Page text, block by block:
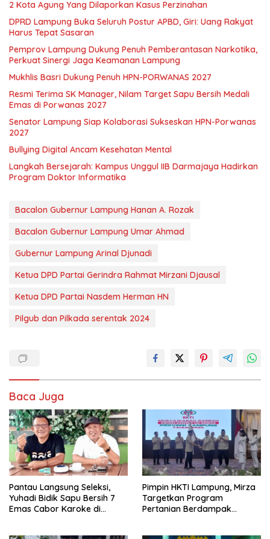
2 Kota Agung Yang Dilaporkan Kasus Perzinahan
DPRD Lampung Buka Seluruh Postur APBD, Giri: Uang Rakyat
Harus Tepat Sasaran
Pemprov Lampung Dukung Penuh Pemberantasan Narkotika,
Perkuat Sinergi Jaga Keamanan Lampung
Mukhlis Basri Dukung Penuh HPN-PORWANAS 2027
Resmi Terima SK Manager, Nilam Target Sapu Bersih Medali
Emas di Porwanas 2027
Senator Lampung Siap Kolaborasi Sukseskan HPN-Porwanas
2027
Bullying Digital Ancam Kesehatan Mental
Langkah Bersejarah: Kampus Unggul IIB Darmajaya Hadirkan
Program Doktor Informatika
Bacalon Gubernur Lampung Hanan A. Rozak
Bacalon Gubernur Lampung Umar Ahmad
Gubernur Lampung Arinal Djunadi
Ketua DPD Partai Gerindra Rahmat Mirzani Djausal
Ketua DPD Partai Nasdem Herman HN
Pilgub dan Pilkada serentak 2024
Baca Juga
Pantau Langsung Seleksi,
Yuhadi Bidik Sapu Bersih 7
Emas Cabor Karoke di
Pimpin HKTI Lampung, Mirza
Targetkan Program
Pertanian Berdampak